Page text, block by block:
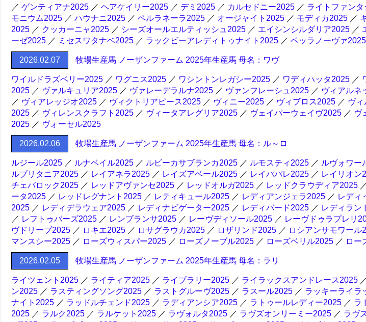
／ ゲンティアナ2025 ／ ヘアケイリー2025 ／ デミ2025 ／ カルセドニー2025 ／ ライトファン
モニウム2025 ／ ハウナニ2025 ／ ペルラネーラ2025 ／ オージャイト2025 ／ モディカ2025 ／
2025 ／ クッカーニャ2025 ／ シーズオールエルティッシュ2025 ／ エイシンシルダリア2025 ／
ーゼ2025 ／ ミセスワタナベ2025 ／ ラックビーアレディトゥナイト2025 ／ ベッラノーヴァ2025
2026.02.07 牧場生産馬 ノーザンファーム 2025年生産馬 母名：ワヴ
ワイルドラズベリー2025 ／ ワグニス2025 ／ ワシントンレガシー2025 ／ ワディハッタ2025 ／
2025 ／ ヴァルキュリア2025 ／ ヴァレーデラルナ2025 ／ ヴァンフレーシュ2025 ／ ヴィアルネ
／ ヴィアレッジオ2025 ／ ヴィクトリアピース2025 ／ ヴィニー2025 ／ ヴィブロス2025 ／ ヴ
2025 ／ ヴィレンスクラフト2025 ／ ヴィータアレグリア2025 ／ ヴェイパーウェイヴ2025 ／ ヴ
2025 ／ ヴォーセル2025
2026.02.06 牧場生産馬 ノーザンファーム 2025年生産馬 母名：ル～ロ
ルジール2025 ／ ルナベイル2025 ／ ルビーカサブランカ2025 ／ ルモスティ2025 ／ ルヴォワー
ルブリタニア2025 ／ レイアネラ2025 ／ レイズアベール2025 ／ レイパパレ2025 ／ レイリオン
チェバロック2025 ／ レッドアヴァンセ2025 ／ レッドオルガ2025 ／ レッドクラウディア2025
ータ2025 ／ レッドレグナント2025 ／ レティキュール2025 ／ レディアンジェラ2025 ／ レディ
2025 ／ レディデラウェア2025 ／ レディナビゲーター2025 ／ レディバード2025 ／ レディラン
／ レフトゥバーズ2025 ／ レンブランサ2025 ／ レーヴディソール2025 ／ レーヴドゥラプレリ
ヴドリーブ2025 ／ ロキエ2025 ／ ロサグラウカ2025 ／ ロザリンド2025 ／ ロシアンサモワール
マンスシー2025 ／ ローズウィスパー2025 ／ ローズノーブル2025 ／ ローズベリル2025 ／ ロー
2026.02.05 牧場生産馬 ノーザンファーム 2025年生産馬 母名：ラリ
ライツェント2025 ／ ライティア2025 ／ ライブラリー2025 ／ ライラックスアンドレース2025
ン2025 ／ ラスティングソング2025 ／ ラストグルーヴ2025 ／ ラスール2025 ／ ラッキーライラ
ナイト2025 ／ ラッドルチェンド2025 ／ ラディアンシア2025 ／ ラトゥールレディー2025 ／ ラ
2025 ／ ラルク2025 ／ ラルケット2025 ／ ラヴォルタ2025 ／ ラヴズオンリーミー2025 ／ ラヴ